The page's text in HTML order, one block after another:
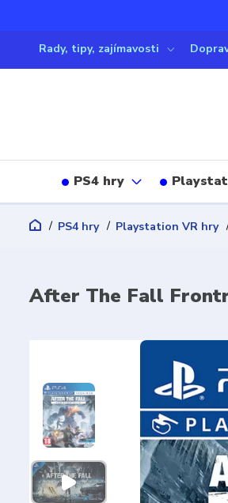
Rady, tipy, zajímavosti
PS4 hry
PS4 hry Playstation VR hry
After The Fall